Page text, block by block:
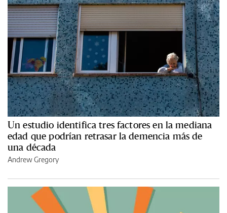
Un estudio identifica tres factores en la mediana
edad que podrían retrasar la demencia más de
una década
Andrew Gregory